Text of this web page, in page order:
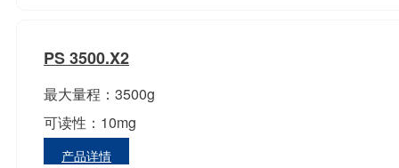
PS 3500.X2
最大量程：3500g
可读性：10mg
产品详情